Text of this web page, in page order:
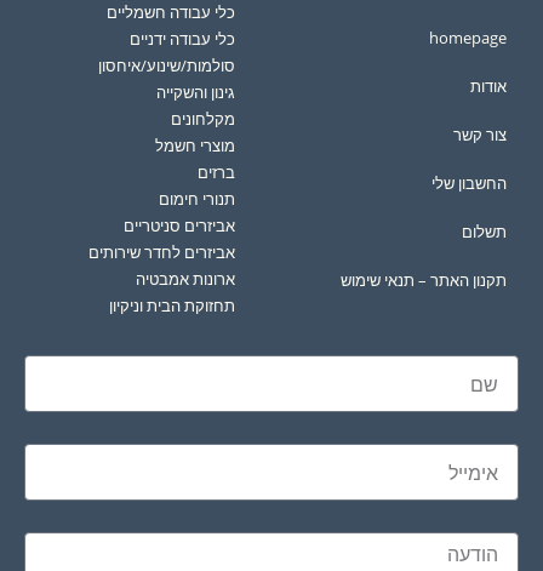
homepage
אודות
צור קשר
החשבון שלי
תשלום
תקנון האתר – תנאי שימוש
כלי עבודה חשמליים
כלי עבודה ידניים
סולמות/שינוע/איחסון
גינון והשקייה
מקלחונים
מוצרי חשמל
ברזים
תנורי חימום
אביזרים סניטריים
אביזרים לחדר שירותים
ארונות אמבטיה
תחזוקת הבית וניקיון